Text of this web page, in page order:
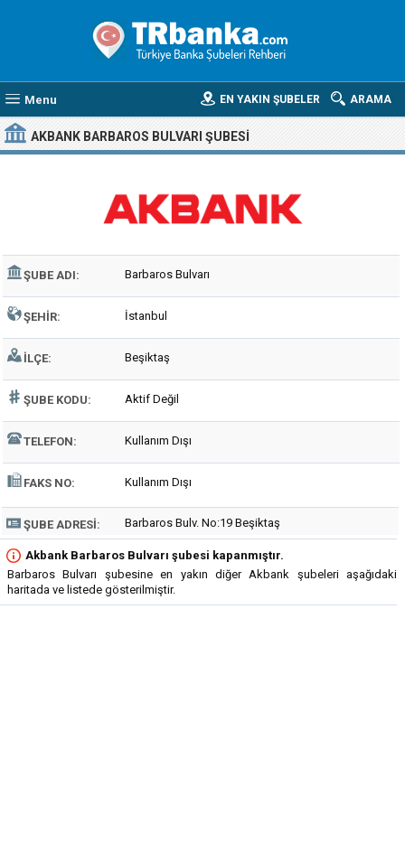
Menu ARAMA
EN YAKIN ŞUBELER
AKBANK BARBAROS BULVARI ŞUBESI
ŞUBE ADI: Barbaros Bulvarı
ŞEHIR: İstanbul
İLÇE: Beşiktaş
ŞUBE KODU: Aktif Değil
TELEFON: Kullanım Dışı
FAKS NO: Kullanım Dışı
ŞUBE ADRESI: Barbaros Bulv. No:19 Beşiktaş
Akbank Barbaros Bulvarı şubesi kapanmıştır.
Barbaros Bulvarı şubesine en yakın diğer Akbank şubeleri aşağıdaki
haritada ve listede gösterilmiştir.